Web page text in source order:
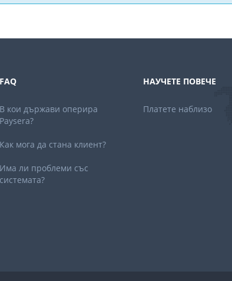
FAQ
В кои държави оперира
Paysera?
Как мога да стана клиент?
Има ли проблеми със
системата?
НАУЧЕТЕ ПОВЕЧЕ
Платете наблизо